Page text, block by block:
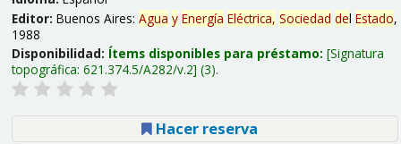
Editor: Buenos Aires: Agua y Energía Eléctrica, Sociedad del Estado,
1988
Disponibilidad: Ítems disponibles para préstamo: Signatura
topográfica: 621.374.5/A282/v.2 (3).
Hacer reserva